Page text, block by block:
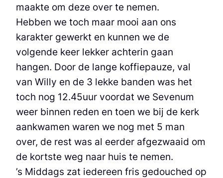
maakte om deze over te nemen.
Hebben we toch maar mooi aan ons
karakter gewerkt en kunnen we de
volgende keer lekker achterin gaan
hangen. Door de lange koffiepauze, val
van Willy en de 3 lekke banden was het
toch nog 12.45uur voordat we Sevenum
weer binnen reden en toen we bij de kerk
aankwamen waren we nog met 5 man
over, de rest was al eerder afgezwaaid om
de kortste weg naar huis te nemen.
’s Middags zat iedereen fris gedouched op